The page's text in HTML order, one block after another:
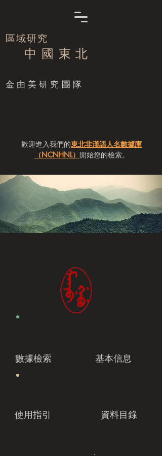
區域研究
中 國 東 北
​金由美研究團隊
歡迎進入我們的東北非漢語人名數據庫
（NCNHNL） 開始您的檢索。
數據檢索 基本信息
使用指引 資料目錄